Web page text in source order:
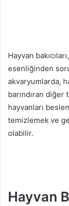
Hayvan
esenliğinden
akvaryumlarda,
barındıran
hayvanları
temizlemek ve
olabilir.
Hayvan